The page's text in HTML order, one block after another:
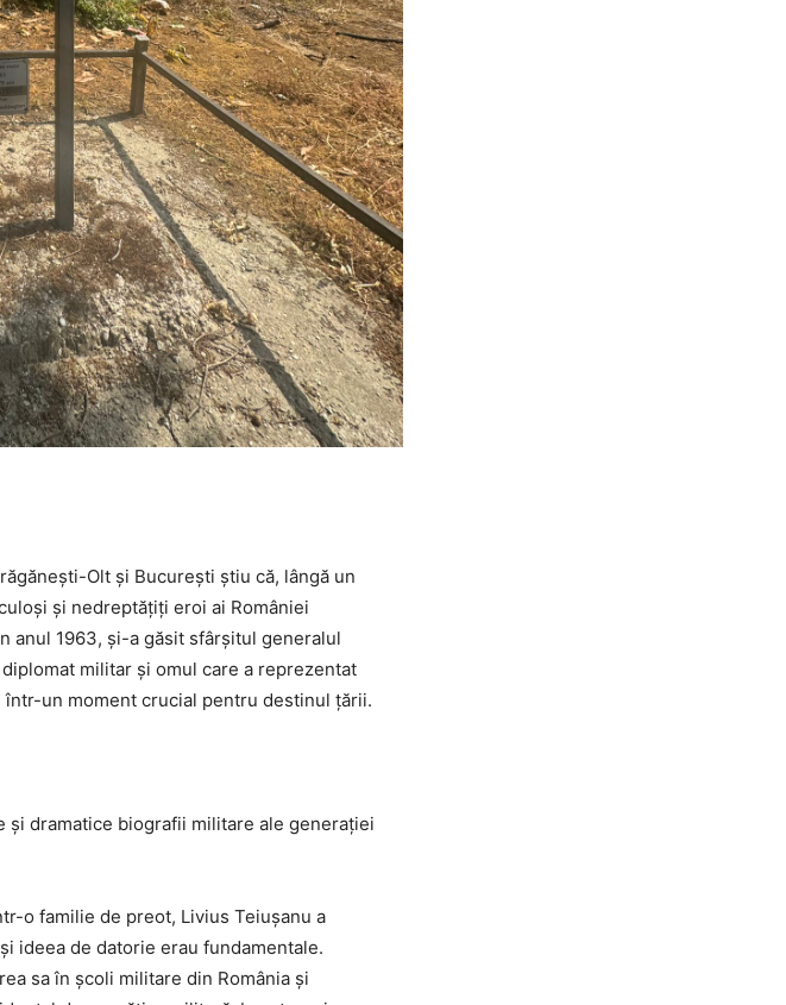
Olt și București știu că, lângă un
și nedreptățiți eroi ai României
anul 1963, și-a găsit sfârșitul generalul
militar și omul care a reprezentat
un moment crucial pentru destinul țării.
dramatice biografii militare ale generației
o familie de preot, Livius Teiușanu a
ideea de datorie erau fundamentale.
sa în școli militare din România și